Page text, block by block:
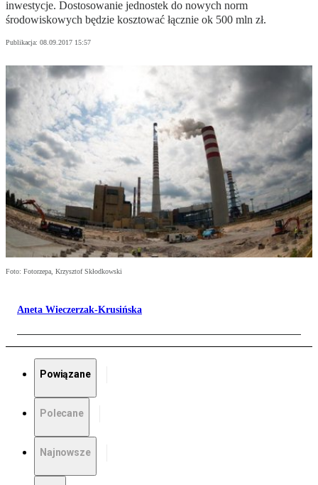
inwestycje. Dostosowanie jednostek do nowych norm
środowiskowych będzie kosztować łącznie ok 500 mln zł.
Publikacja: 08.09.2017 15:57
Foto: Fotorzepa, Krzysztof Skłodkowski
Aneta Wieczerzak-Krusińska
Powiązane
Polecane
Najnowsze